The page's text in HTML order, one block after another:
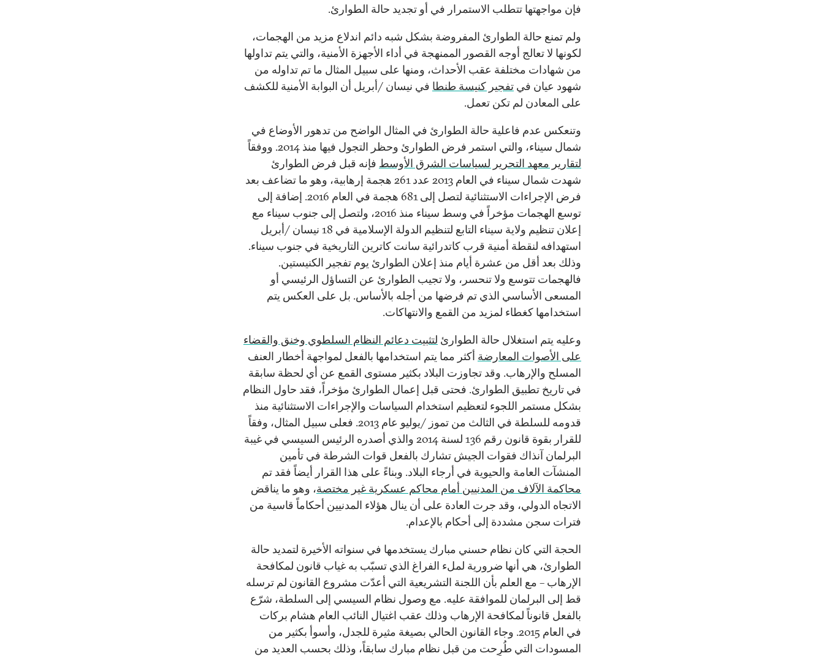
فإن مواجهتها تتطلب الاستمرار في أو تجديد حالة الطوارئ.
ولم تمنع حالة الطوارئ المفروضة بشكل شبه دائم اندلاع مزيد من الهجمات،
لكونها لا تعالج أوجه القصور الممنهجة في أداء الأجهزة الأمنية، والتي يتم تداولها
من شهادات مختلفة عقب الأحداث، ومنها على سبيل المثال ما تم تداوله من
شهود عيان في تفجير كنيسة طنطا في نيسان /أبريل أن البوابة الأمنية للكشف
على المعادن لم تكن تعمل.
وتنعكس عدم فاعلية حالة الطوارئ في المثال الواضح من تدهور الأوضاع في
شمال سيناء، والتي استمر فرض الطوارئ وحظر التجول فيها منذ 2014. ووفقاً
لتقارير معهد التحرير لسياسات الشرق الأوسط فإنه قبل فرض الطوارئ
شهدت شمال سيناء في العام 2013 عدد 261 هجمة إرهابية، وهو ما تضاعف بعد
فرض الإجراءات الاستثنائية لتصل إلى 681 هجمة في العام 2016. إضافة إلى
توسع الهجمات مؤخراً في وسط سيناء منذ 2016، ولتصل إلى جنوب سيناء مع
إعلان تنظيم ولاية سيناء التابع لتنظيم الدولة الإسلامية في 18 نيسان
/أبريل
استهدافه لنقطة أمنية قرب كاتدرائية سانت كاترين التاريخية في جنوب سيناء.
وذلك بعد أقل من عشرة أيام منذ إعلان الطوارئ يوم تفجير الكنيستين.
فالهجمات تتوسع ولا تنحسر، ولا تجيب الطوارئ عن التساؤل الرئيسي أو
المسعى الأساسي الذي تم فرضها من أجله بالأساس. بل على العكس يتم
استخدامها كغطاء لمزيد من القمع والانتهاكات.
وعليه يتم استغلال حالة الطوارئ لتثبيت دعائم النظام السلطوي وخنق والقضاء
على الأصوات المعارضة أكثر مما يتم استخدامها بالفعل لمواجهة أخطار العنف
المسلح والإرهاب. وقد تجاوزت البلاد بكثير مستوى القمع عن أي لحظة سابقة
في تاريخ تطبيق الطوارئ. فحتى قبل إعمال الطوارئ مؤخراً، فقد حاول النظام
بشكل مستمر اللجوء لتعظيم استخدام السياسات والإجراءات الاستثنائية منذ
قدومه للسلطة في الثالث من تموز /
يوليو عام 2013. فعلى سبيل المثال، وفقاً
للقرار بقوة قانون رقم 136 لسنة 2014 والذي أصدره الرئيس السيسي في غيبة
البرلمان آنذاك فقوات الجيش تشارك بالفعل قوات الشرطة في تأمين
المنشآت العامة والحيوية في أرجاء البلاد. وبناءً على هذا القرار أيضاً فقد تم
محاكمة الآلاف من المدنيين أمام محاكم عسكرية غير مختصة، وهو ما يناقض
الاتجاه الدولي، وقد جرت العادة على أن ينال هؤلاء المدنيين أحكاماً قاسية من
فترات سجن مشددة إلى أحكام بالإعدام.
الحجة التي كان نظام حسني مبارك يستخدمها في سنواته الأخيرة لتمديد حالة
الطوارئ، هي أنها ضرورية لملء الفراغ الذي تسبّب به غياب قانون لمكافحة
الإرهاب – مع العلم بأن اللجنة التشريعية التي أعدّت مشروع القانون لم ترسله
قط إلى البرلمان للموافقة عليه. مع وصول نظام السيسي إلى السلطة، شرّع
بالفعل قانوناً لمكافحة الإرهاب وذلك عقب اغتيال النائب العام هشام بركات
في العام 2015. وجاء القانون الحالي بصيغة مثيرة للجدل، وأسوأ بكثير من
المسودات التي طُرِحت من قبل نظام مبارك سابقاً، وذلك بحسب العديد من